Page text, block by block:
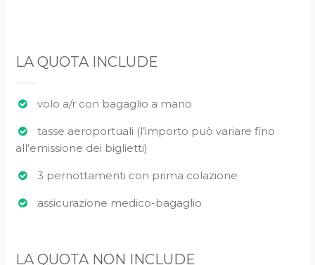
LA QUOTA INCLUDE
volo a/r con bagaglio a mano
tasse aeroportuali (l’importo può variare fino
all’emissione dei biglietti)
3 pernottamenti con prima colazione
assicurazione medico-bagaglio
LA QUOTA NON INCLUDE